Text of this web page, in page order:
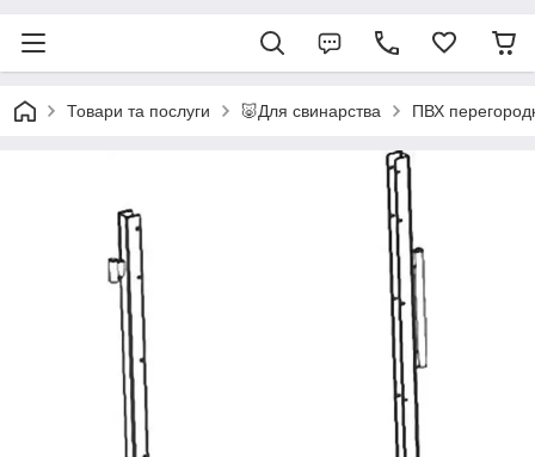
Товари та послуги 🐷Для свинарства ПВХ